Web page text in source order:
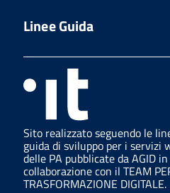
Linee Guida
Sito realizzato seguendo le
guida di sviluppo per i servizi
delle PA pubblicate da AGID in
collaborazione con il TEAM
TRASFORMAZIONE DIGITALE.